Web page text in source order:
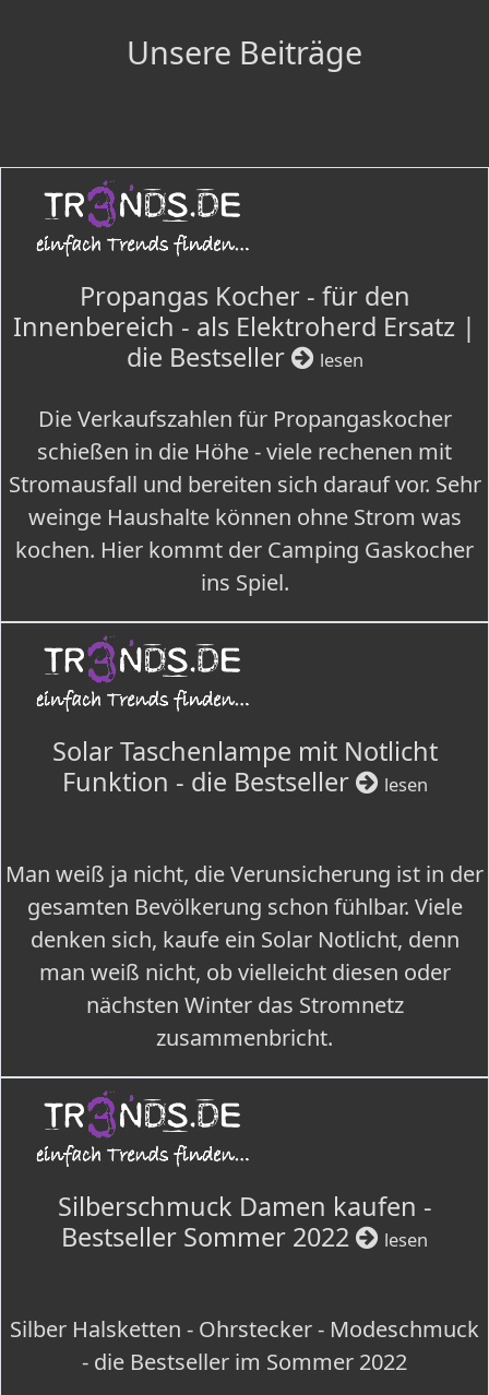
Unsere Beiträge
Propangas Kocher - für den
Innenbereich - als Elektroherd Ersatz |
die Bestseller
lesen
Die Verkaufszahlen für Propangaskocher
schießen in die Höhe - viele rechenen mit
Stromausfall und bereiten sich darauf vor. Sehr
weinge Haushalte können ohne Strom was
kochen. Hier kommt der Camping Gaskocher
ins Spiel.
Solar Taschenlampe mit Notlicht
Funktion - die Bestseller
lesen
Man weiß ja nicht, die Verunsicherung ist in der
gesamten Bevölkerung schon fühlbar. Viele
denken sich, kaufe ein Solar Notlicht, denn
man weiß nicht, ob vielleicht diesen oder
nächsten Winter das Stromnetz
zusammenbricht.
Silberschmuck Damen kaufen -
Bestseller Sommer 2022
lesen
Silber Halsketten - Ohrstecker - Modeschmuck
- die Bestseller im Sommer 2022